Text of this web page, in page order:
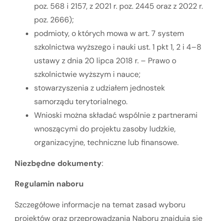
poz. 568 i 2157, z 2021 r. poz. 2445 oraz z 2022 r.
poz. 2666);
podmioty, o których mowa w art. 7 system
szkolnictwa wyższego i nauki ust. 1 pkt 1, 2 i 4–8
ustawy z dnia 20 lipca 2018 r. – Prawo o
szkolnictwie wyższym i nauce;
stowarzyszenia z udziałem jednostek
samorządu terytorialnego.
Wnioski można składać wspólnie z partnerami
wnoszącymi do projektu zasoby ludzkie,
organizacyjne, techniczne lub finansowe.
Niezbędne dokumenty:
Regulamin naboru
Szczegółowe informacje na temat zasad wyboru
projektów oraz przeprowadzania Naboru znajdują się